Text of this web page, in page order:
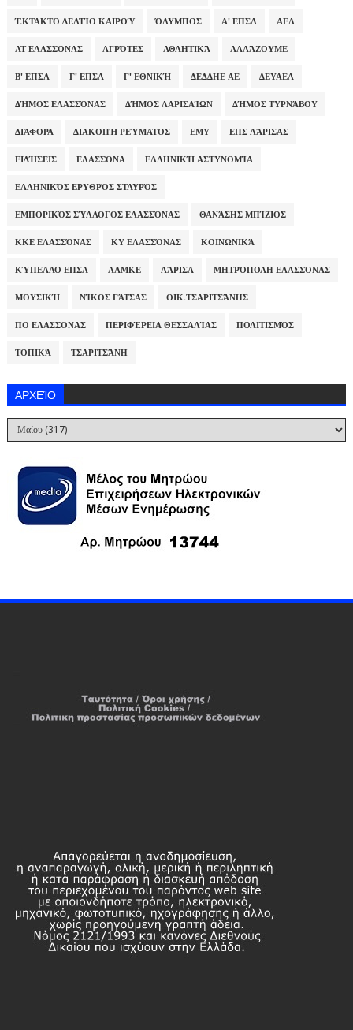
ΈΚΤΑΚΤΟ ΔΕΛΤΊΟ ΚΑΙΡΟΎ ΌΛΥΜΠΟΣ Α' ΕΠΣΛ ΑΕΛ
ΑΤ ΕΛΑΣΣΌΝΑΣ ΑΓΡΌΤΕΣ ΑΘΛΗΤΙΚΆ ΑΛΛΆΖΟΥΜΕ
Β' ΕΠΣΛ Γ' ΕΠΣΛ Γ' ΕΘΝΙΚΉ ΔΕΔΔΗΕ ΑΕ ΔΕΥΑΕΛ
ΔΉΜΟΣ ΕΛΑΣΣΌΝΑΣ ΔΉΜΟΣ ΛΑΡΙΣΑΊΩΝ ΔΉΜΟΣ ΤΥΡΝΆΒΟΥ
ΔΙΆΦΟΡΑ ΔΙΑΚΟΠΉ ΡΕΎΜΑΤΟΣ ΕΜΥ ΕΠΣ ΛΆΡΙΣΑΣ
ΕΙΔΉΣΕΙΣ ΕΛΑΣΣΌΝΑ ΕΛΛΗΝΙΚΉ ΑΣΤΥΝΟΜΊΑ
ΕΛΛΗΝΙΚΌΣ ΕΡΥΘΡΌΣ ΣΤΑΥΡΌΣ
ΕΜΠΟΡΙΚΌΣ ΣΎΛΛΟΓΟΣ ΕΛΑΣΣΌΝΑΣ ΘΑΝΆΣΗΣ ΜΠΊΖΙΟΣ
ΚΚΕ ΕΛΑΣΣΌΝΑΣ ΚΥ ΕΛΑΣΣΌΝΑΣ ΚΟΙΝΩΝΙΚΆ
ΚΎΠΕΛΛΟ ΕΠΣΛ ΛΑΜΚΕ ΛΆΡΙΣΑ ΜΗΤΡΌΠΟΛΗ ΕΛΑΣΣΌΝΑΣ
ΜΟΥΣΙΚΉ ΝΊΚΟΣ ΓΆΤΣΑΣ ΟΙΚ.ΤΣΑΡΙΤΣΆΝΗΣ
ΠΟ ΕΛΑΣΣΌΝΑΣ ΠΕΡΙΦΈΡΕΙΑ ΘΕΣΣΑΛΊΑΣ ΠΟΛΙΤΙΣΜΌΣ
ΤΟΠΙΚΆ ΤΣΑΡΙΤΣΆΝΗ
ΑΡΧΕΊΟ